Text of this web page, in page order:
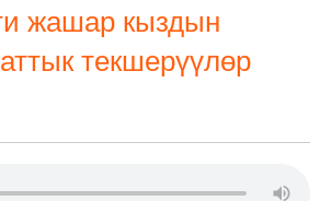
жашар кыздын
текшерүүлөр